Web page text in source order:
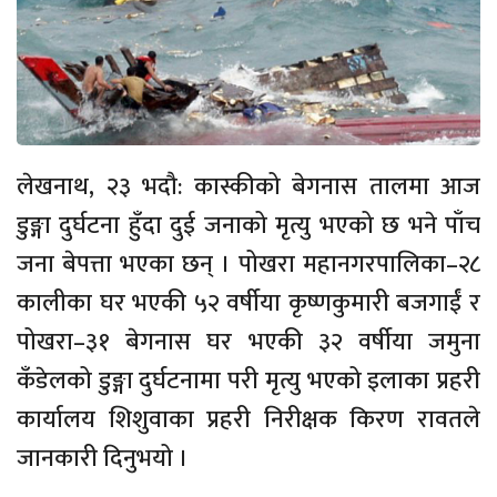
लेखनाथ, २३ भदौ: कास्कीको बेगनास तालमा आज
डुङ्गा दुर्घटना हुँदा दुई जनाको मृत्यु भएको छ भने पाँच
जना बेपत्ता भएका छन् । पोखरा महानगरपालिका–२८
कालीका घर भएकी ५२ वर्षीया कृष्णकुमारी बजगाईं र
पोखरा–३१ बेगनास घर भएकी ३२ वर्षीया जमुना
कँडेलको डुङ्गा दुर्घटनामा परी मृत्यु भएको इलाका प्रहरी
कार्यालय शिशुवाका प्रहरी निरीक्षक किरण रावतले
जानकारी दिनुभयो ।